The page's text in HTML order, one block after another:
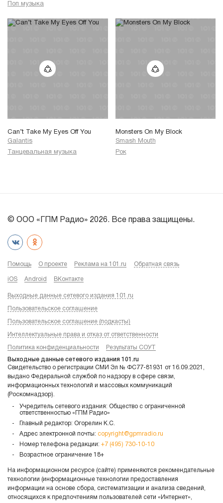
Поп музыка
Can’t Take My Eyes Off You
Galantis
Танцевальная музыка
Monsters On My Block
Smash Mouth
Рок
© ООО «ГПМ Радио» 2026. Все права защищены.
Помощь О проекте Реклама на 101.ru Обратная связь
iOS Android ВКонтакте
Выходные данные сетевого издания 101.ru
Пользовательское соглашение
Пользовательское соглашение (подкасты)
Интеллектуальные права и отказ от ответственности
Политика конфиденциальности Результаты СОУТ
Выходные данные сетевого издания 101.ru
Свидетельство о регистрации СМИ Эл № ФС77-81931 от 16.09.2021,
выдано Федеральной службой по надзору в сфере связи,
информационных технологий и массовых коммуникаций
(Роскомнадзор).
Учредитель сетевого издания: Общество с ограниченной
ответственностью «ГПМ Радио»
Главный редактор: Огорелин К.С.
Адрес электронной почты: copyright@gpmradio.ru
Номер телефона редакции: +7 (495) 730-10-10
Возрастное ограничение 18+
На информационном ресурсе (сайте) применяются рекомендательные
технологии (информационные технологии предоставления
информации на основе сбора, систематизации и анализа сведений,
относящихся к предпочтениям пользователей сети «Интернет»,